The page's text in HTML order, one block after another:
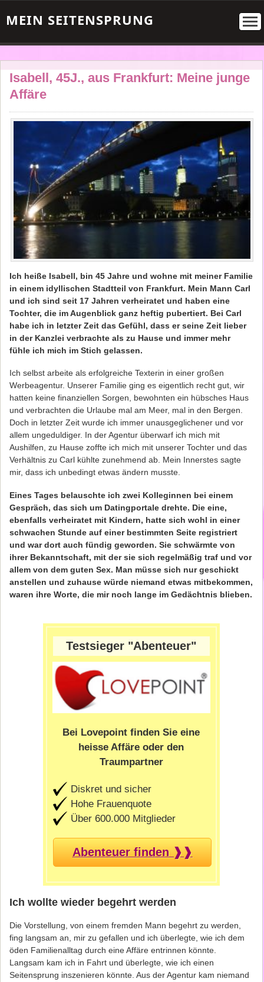
MEIN SEITENSPRUNG
Isabell, 45J., aus Frankfurt: Meine junge
Affäre
Ich heiße Isabell, bin 45 Jahre und wohne mit meiner Familie
in einem idyllischen Stadtteil von Frankfurt. Mein Mann Carl
und ich sind seit 17 Jahren verheiratet und haben eine
Tochter, die im Augenblick ganz heftig pubertiert. Bei Carl
habe ich in letzter Zeit das Gefühl, dass er seine Zeit lieber
in der Kanzlei verbrachte als zu Hause und immer mehr
fühle ich mich im Stich gelassen.
Ich selbst arbeite als erfolgreiche Texterin in einer großen
Werbeagentur. Unserer Familie ging es eigentlich recht gut, wir
hatten keine finanziellen Sorgen, bewohnten ein hübsches Haus
und verbrachten die Urlaube mal am Meer, mal in den Bergen.
Doch in letzter Zeit wurde ich immer unausgeglichener und vor
allem ungeduldiger. In der Agentur überwarf ich mich mit
Aushilfen, zu Hause zoffte ich mich mit unserer Tochter und das
Verhältnis zu Carl kühlte zunehmend ab. Mein Innerstes sagte
mir, dass ich unbedingt etwas ändern musste.
Eines Tages belauschte ich zwei Kolleginnen bei einem
Gespräch, das sich um Datingportale drehte. Die eine,
ebenfalls verheiratet mit Kindern, hatte sich wohl in einer
schwachen Stunde auf einer bestimmten Seite registriert
und war dort auch fündig geworden. Sie schwärmte von
ihrer Bekanntschaft, mit der sie sich regelmäßig traf und vor
allem von dem guten Sex. Man müsse sich nur geschickt
anstellen und zuhause würde niemand etwas mitbekommen,
waren ihre Worte, die mir noch lange im Gedächtnis blieben.
Testsieger "Abenteuer"
Bei Lovepoint finden Sie eine
heisse Affäre oder den
Traumpartner
Diskret und sicher
Hohe Frauenquote
Über 600.000 Mitglieder
Abenteuer finden ❱❱
Ich wollte wieder begehrt werden
Die Vorstellung, von einem fremden Mann begehrt zu werden,
fing langsam an, mir zu gefallen und ich überlegte, wie ich dem
öden Familienalltag durch eine Affäre entrinnen könnte.
Langsam kam ich in Fahrt und überlegte, wie ich einen
Seitensprung inszenieren könnte. Aus der Agentur kam niemand